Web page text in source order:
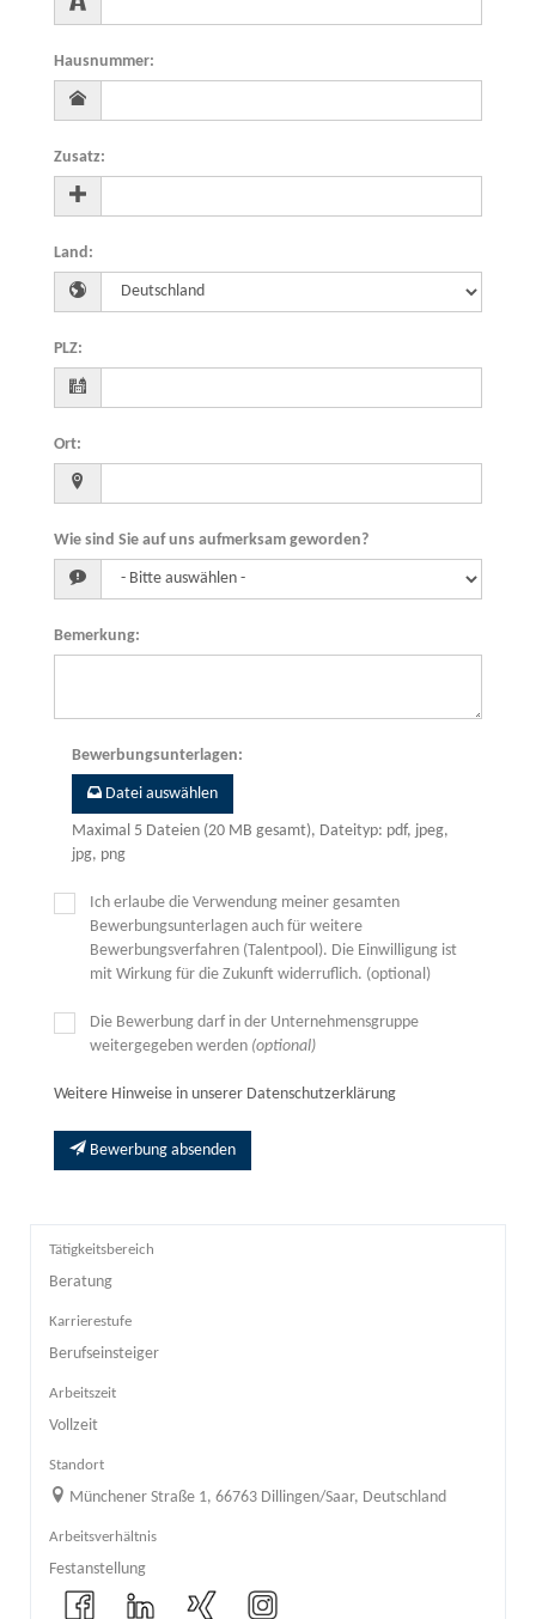
Hausnummer:
Zusatz:
Land:
PLZ:
Ort:
Wie sind Sie auf uns aufmerksam geworden?
Bemerkung:
Bewerbungsunterlagen:
Datei auswählen
Maximal 5 Dateien (20 MB gesamt), Dateityp: pdf, jpeg,
jpg, png
Ich erlaube die Verwendung meiner gesamten
Bewerbungsunterlagen auch für weitere
Bewerbungsverfahren (Talentpool). Die Einwilligung ist
mit Wirkung für die Zukunft widerruflich. (optional)
Die Bewerbung darf in der Unternehmensgruppe
weitergegeben werden (optional)
Weitere Hinweise in unserer Datenschutzerklärung
Bewerbung absenden
Tätigkeitsbereich
Beratung
Karrierestufe
Berufseinsteiger
Arbeitszeit
Vollzeit
Standort
Münchener Straße 1, 66763 Dillingen/Saar, Deutschland
Arbeitsverhältnis
Festanstellung